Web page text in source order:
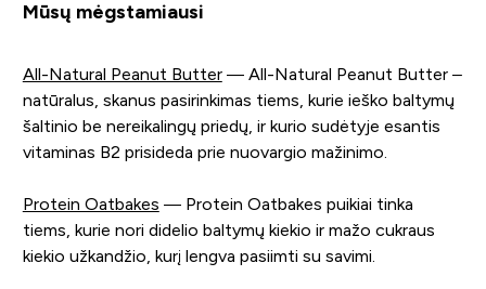
Mūsų mėgstamiausi
All-Natural Peanut Butter— All-Natural Peanut Butter –
natūralus, skanus pasirinkimas tiems, kurie ieško baltymų
šaltinio be nereikalingų priedų, ir kurio sudėtyje esantis
vitaminas B2 prisideda prie nuovargio mažinimo.
Protein Oatbakes — Protein Oatbakes puikiai tinka
tiems, kurie nori didelio baltymų kiekio ir mažo cukraus
kiekio užkandžio, kurį lengva pasiimti su savimi.